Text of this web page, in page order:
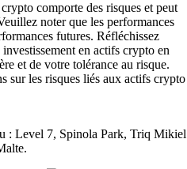
comporte des risques et peut
noter que les performances
futures. Réfléchissez
en actifs crypto en
et de votre tolérance au risque.
sur les risques liés aux actifs crypto
: Level 7, Spinola Park, Triq Mikiel